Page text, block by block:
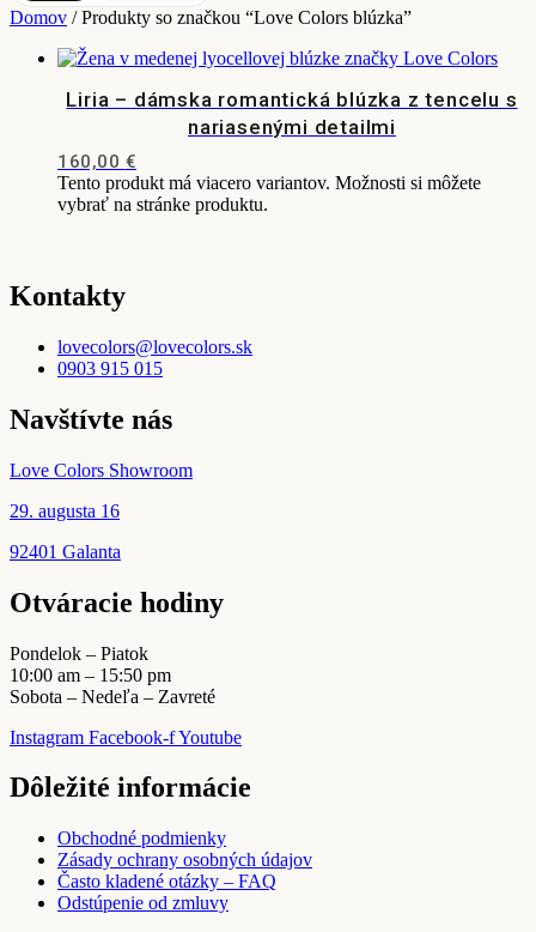
Domov / Produkty so značkou “Love Colors blúzka”
Liria – dámska romantická blúzka z tencelu s
nariasenými detailmi
160,00 €
Tento produkt má viacero variantov. Možnosti si môžete
vybrať na stránke produktu.
Kontakty
lovecolors@lovecolors.sk
0903 915 015
Navštívte nás
Love Colors Showroom
29. augusta 16
92401 Galanta
Otváracie hodiny
Pondelok – Piatok
10:00 am – 15:50 pm
Sobota – Nedeľa – Zavreté
Instagram Facebook-fYoutube
Dôležité informácie
Obchodné podmienky
Zásady ochrany osobných údajov
Často kladené otázky – FAQ
Odstúpenie od zmluvy